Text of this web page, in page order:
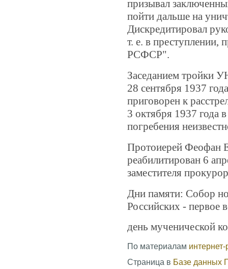
призывал
пойти дальше на
Дискредитировал
т. е. в преступлении,
РСФСР".
Заседанием тройки
28 сентября 1937
приговорен к
3 октября 1937 года
погребения
Протоиерей Феофан
реабилитирован 6
заместителя
Дни памяти: Собор
Российских - первое
день мученической
По материалам
Страница в Базе данных